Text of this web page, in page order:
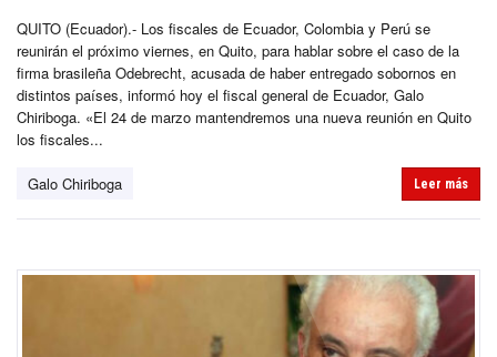
QUITO (Ecuador).- Los fiscales de Ecuador, Colombia y Perú se
reunirán el próximo viernes, en Quito, para hablar sobre el caso de la
firma brasileña Odebrecht, acusada de haber entregado sobornos en
distintos países, informó hoy el fiscal general de Ecuador, Galo
Chiriboga. «El 24 de marzo mantendremos una nueva reunión en Quito
los fiscales...
Galo Chiriboga Leer más